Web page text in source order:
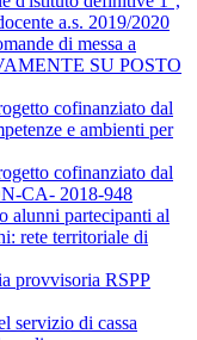
a.s. 2019/2020
di messa a
SU POSTO
cofinanziato dal
e ambienti per
cofinanziato dal
CA- 2018-948
alunni partecipanti al
rete territoriale di
provvisoria RSPP
servizio di cassa